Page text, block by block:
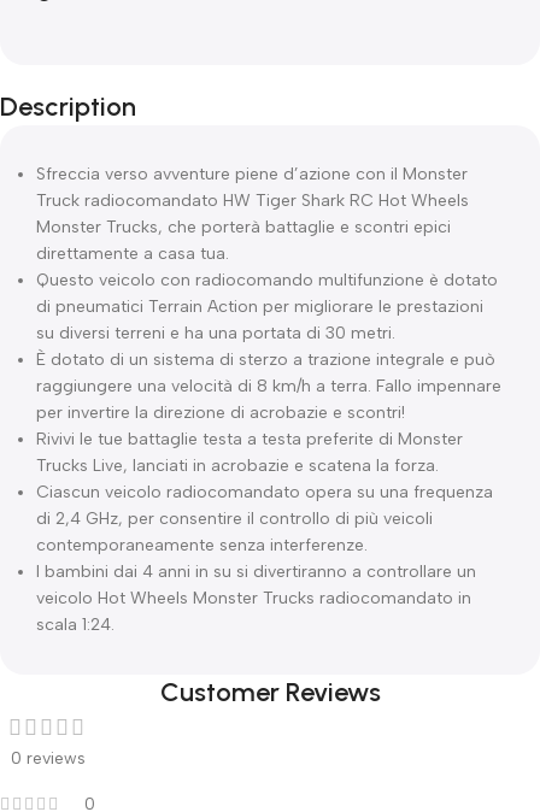
Description
Sfreccia verso avventure piene d’azione con il Monster
Truck radiocomandato HW Tiger Shark RC Hot Wheels
Monster Trucks, che porterà battaglie e scontri epici
direttamente a casa tua.
Questo veicolo con radiocomando multifunzione è dotato
di pneumatici Terrain Action per migliorare le prestazioni
su diversi terreni e ha una portata di 30 metri.
È dotato di un sistema di sterzo a trazione integrale e può
raggiungere una velocità di 8 km/h a terra. Fallo impennare
per invertire la direzione di acrobazie e scontri!
Rivivi le tue battaglie testa a testa preferite di Monster
Trucks Live, lanciati in acrobazie e scatena la forza.
Ciascun veicolo radiocomandato opera su una frequenza
di 2,4 GHz, per consentire il controllo di più veicoli
contemporaneamente senza interferenze.
I bambini dai 4 anni in su si divertiranno a controllare un
veicolo Hot Wheels Monster Trucks radiocomandato in
scala 1:24.
Customer Reviews
0 reviews
0